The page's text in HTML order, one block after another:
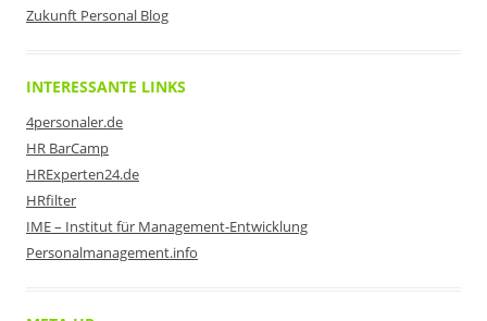
Zukunft Personal Blog
INTERESSANTE LINKS
4personaler.de
HR BarCamp
HRExperten24.de
HRfilter
IME – Institut für Management-Entwicklung
Personalmanagement.info